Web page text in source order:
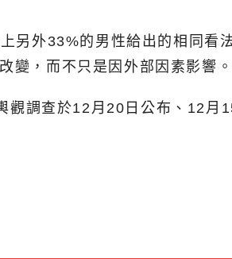
另外33%的男性給出的相同看
變，而不只是因外部因素影響。
調查於12月20日公布、12月